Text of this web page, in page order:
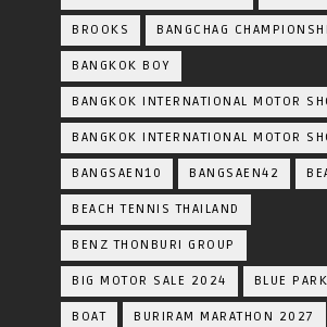
BROOKS BANGCHAG
BANGKOK BOY
BANGKOK INTERNATIONAL MOTOR
BANGKOK INTERNATIONAL MOTOR
BANGSAEN10 BANGSAEN42
BEACH TENNIS THAILAND
BENZ THONBURI GROUP
BIG MOTOR SALE 2024 BLUE
BOAT BURIRAM MARATHON 2027